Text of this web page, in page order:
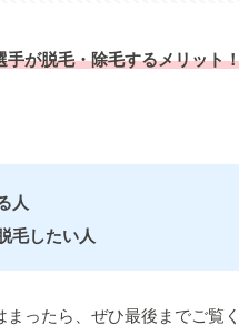
手が脱毛・除毛するメリット
人
毛したい人
ったら、ぜひ最後までご覧